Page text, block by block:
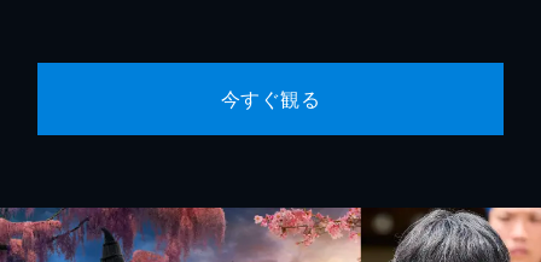
今すぐ観る